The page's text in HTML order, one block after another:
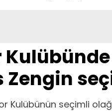
Zengin
Kulübünün seçimli